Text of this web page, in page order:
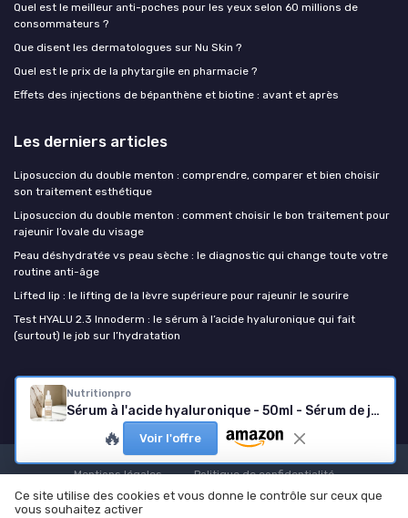
Nutritionpro
Sérum à l'acide hyaluronique - 50ml - Sérum de jour anti-âge - Hydratation intense - Fabriqué en France - Nutrition pro
🔥 Voir l'offre
Quel est le meilleur anti-poches pour les yeux selon 60 millions de
consommateurs ?
Que disent les dermatologues sur Nu Skin ?
Quel est le prix de la phytargile en pharmacie ?
Effets des injections de bépanthène et biotine : avant et après
Les derniers articles
Liposuccion du double menton : comprendre, comparer et bien choisir
son traitement esthétique
Liposuccion du double menton : comment choisir le bon traitement pour
rajeunir l’ovale du visage
Peau déshydratée vs peau sèche : le diagnostic qui change toute votre
routine anti-âge
Lifted lip : le lifting de la lèvre supérieure pour rajeunir le sourire
Test HYALU 2.3 Innoderm : le sérum à l’acide hyaluronique qui fait
(surtout) le job sur l’hydratation
Cosmétiques Anti-âge
Mentions légales
Politique de confidentialité
© Cosmétiques Anti-âge 2026
Ce site utilise des cookies et vous donne le contrôle sur ceux que
vous souhaitez activer